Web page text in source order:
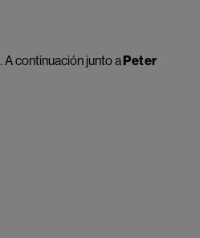
continuación junto a Peter